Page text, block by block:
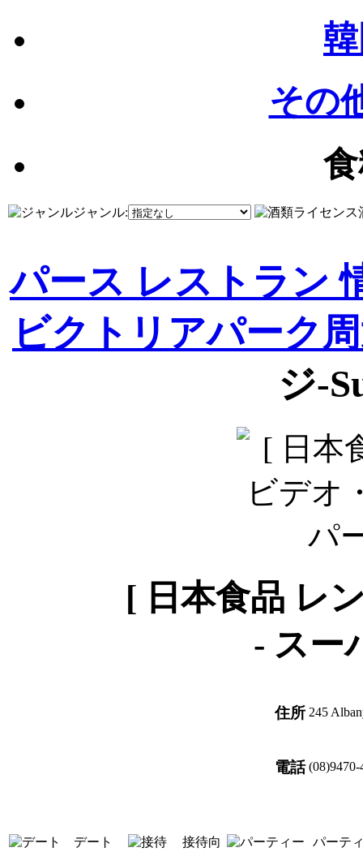
その
ジャンル:
パース レストラン
ビクトリアパーク
ジ-
[ 日本食品 レ
- スー
住所 245
電話 (08)9470-
デート
接待向
パーテ